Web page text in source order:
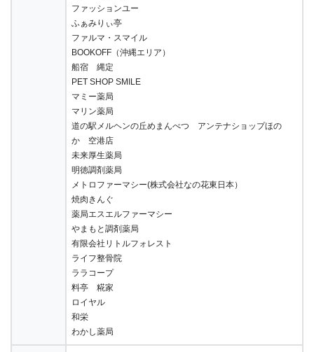
ファッションユー
ふぁみりぃ亭
ファルマ・スマイル
BOOKOFF（沖縄エリア）
船宿 縄定
PET SHOP SMILE
マミー薬局
マリン薬局
道の駅メルヘンの丘めまんべつ アンテナショップほの
か 空港店
未来厚生薬局
明徳調剤薬局
メトロファーマシー(株式会社なの花東日本）
焼肉きんぐ
薬局エスエルファーマシー
やまもと調剤薬局
有限会社リトルフォレスト
ライフ整骨院
ララコープ
料亭 糀家
ロイヤル
和栄
わかし薬局